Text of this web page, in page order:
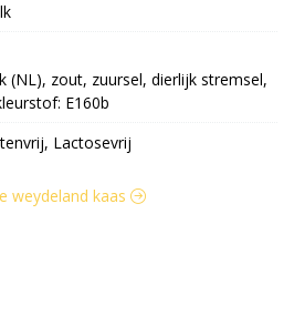
(NL), zout, zuursel, dierlijk stremsel,
E160b
Lactosevrij
weydeland kaas